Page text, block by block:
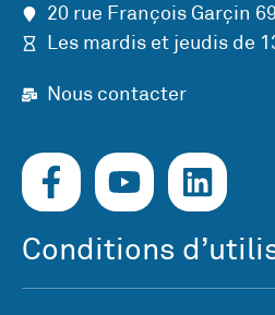
20 rue François Garçin
Les mardis et jeudis de
Nous contacter
Conditions